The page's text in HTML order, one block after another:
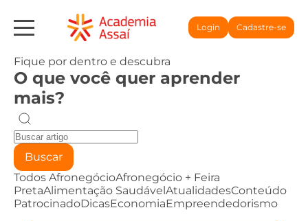
Login Cadastre-se
Fique por dentro e descubra
O que você quer aprender
mais?
Buscar
Todos AfronegócioAfronegócio + Feira
PretaAlimentação SaudávelAtualidadesConteúdo
PatrocinadoDicasEconomiaEmpreendedorismo